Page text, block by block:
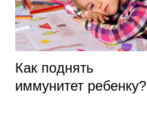
Как поднять
иммунитет ребенку?